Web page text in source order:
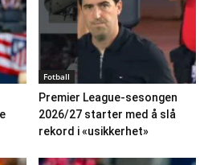
Fotball
Premier League-sesongen
2026/27 starter med å slå
rekord i «usikkerhet»